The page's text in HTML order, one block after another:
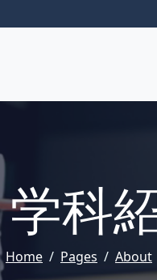
学科
Home Pages About